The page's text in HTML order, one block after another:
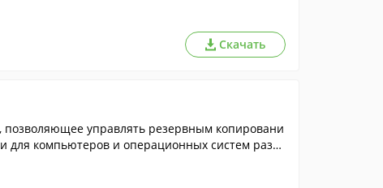
Скачать
управлять резервным копировани
для компьютеров и операционных систем разл